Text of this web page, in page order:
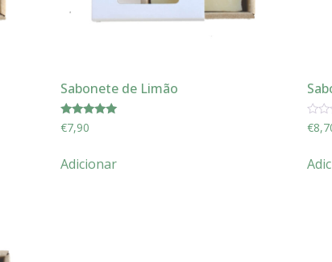
Sabonete de Limão
Avaliação
5.00
€7,90
Adicionar
0
€